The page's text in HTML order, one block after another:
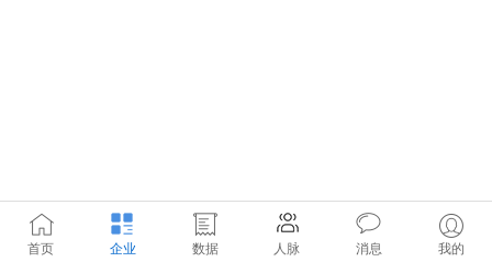
首页 企业 数据 人脉 消息 我的